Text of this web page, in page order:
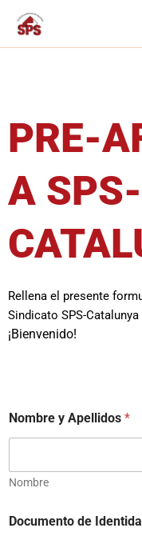
contenido
PRE-
A SPS-
Rellena el presente
Sindicato SPS-Catalunya
¡Bienvenido!
Nombre y Apellidos *
Nombre
Documento de